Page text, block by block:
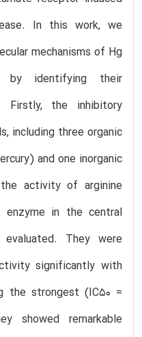
In this work, we
mechanisms of Hg
by identifying their
the inhibitory
including three organic
and one inorganic
activity of arginine
enzyme in the central
They were
significantly with
the strongest (IC50 =
showed remarkable